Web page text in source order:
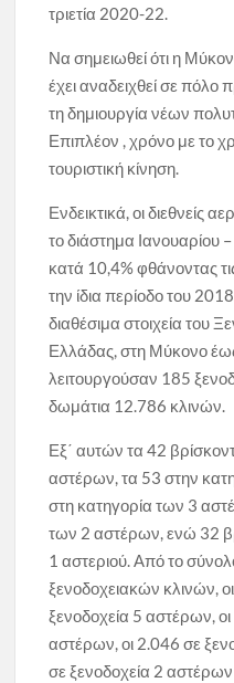
τριετία 2020-22.
Να σημειωθεί ότι η
έχει αναδειχθεί σε
τη δημιουργία νέων
Επιπλέον , χρόνο με το
τουριστική κίνηση.
Ενδεικτικά, οι διεθνείς
το διάστημα
κατά 10,4% φθάνοντας
την ίδια περίοδο του
διαθέσιμα στοιχεία του
Ελλάδας, στη Μύκονο
λειτουργούσαν 185
δωμάτια 12.786 κλινών.
Εξ΄ αυτών τα 42
αστέρων, τα 53 στην
στη κατηγορία των 3
των 2 αστέρων, ενώ 32
1 αστεριού. Από το
ξενοδοχειακών κλινών,
ξενοδοχεία 5 αστέρων,
αστέρων, οι 2.046 σε
σε ξενοδοχεία 2 αστέρων